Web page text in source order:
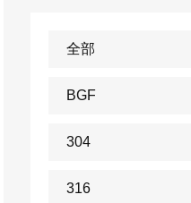
全部
BGF
304
316